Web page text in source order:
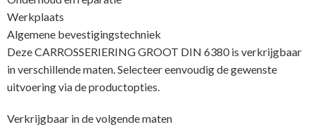
Werkplaats
Algemene bevestigingstechniek
Deze CARROSSERIERING GROOT DIN 6380 is verkrijgbaar
in verschillende maten. Selecteer eenvoudig de gewenste
uitvoering via de productopties.
Verkrijgbaar in de volgende maten